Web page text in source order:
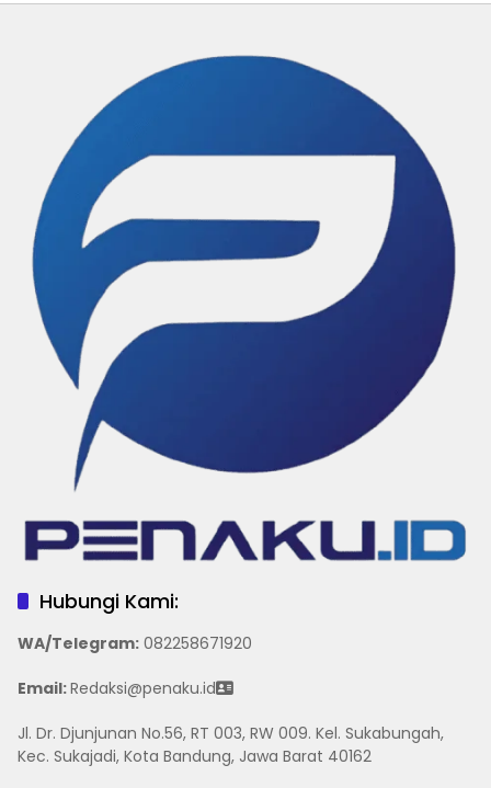
Hubungi Kami:
WA/Telegram: 082258671920
Email:Redaksi@penaku.id
Jl. Dr. Djunjunan No.56, RT 003, RW 009. Kel. Sukabungah,
Kec. Sukajadi, Kota Bandung, Jawa Barat 40162